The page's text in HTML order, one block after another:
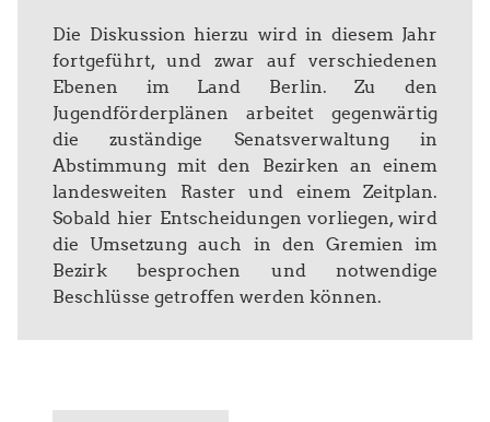
Die Diskussion hierzu wird in diesem Jahr
fortgeführt, und zwar auf verschiedenen
Ebenen im Land Berlin. Zu den
Jugendförderplänen arbeitet gegenwärtig
die zuständige Senatsverwaltung in
Abstimmung mit den Bezirken an einem
landesweiten Raster und einem Zeitplan.
Sobald hier Entscheidungen vorliegen, wird
die Umsetzung auch in den Gremien im
Bezirk besprochen und notwendige
Beschlüsse getroffen werden können.